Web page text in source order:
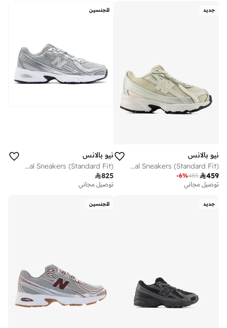
جديد
نيو بالانس
Kids 740 BUNGEE LACE casual Sneakers (Standard Fit)
459
485
-6%
توصيل مجاني
للجنسين
نيو بالانس
Unisex 740 casual Sneakers (Standard Fit)
825
توصيل مجاني
جديد للجنسين